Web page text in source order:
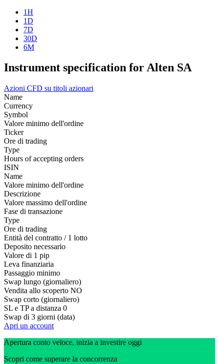
1H
1D
7D
30D
6M
Instrument specification for Alten SA
Azioni CFD su titoli azionari
Name
Currency
Symbol
Valore minimo dell'ordine
Ticker
Ore di trading
Type
Hours of accepting orders
ISIN
Name
Valore minimo dell'ordine
Descrizione
Valore massimo dell'ordine
Fase di transazione
Type
Ore di trading
Entità del contratto / 1 lotto
Deposito necessario
Valore di 1 pip
Leva finanziaria
Passaggio minimo
Swap lungo (giornaliero)
Vendita allo scoperto NO
Swap corto (giornaliero)
SL e TP a distanza 0
Swap di 3 giorni (data)
Apri un account
Apertura conto veloce, inizia a investire oggi
Scopri come superare la concorrenza